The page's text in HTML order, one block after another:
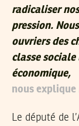
radicaliser
pression.
ouvriers des
classe
économique,
nous explique
Le député de